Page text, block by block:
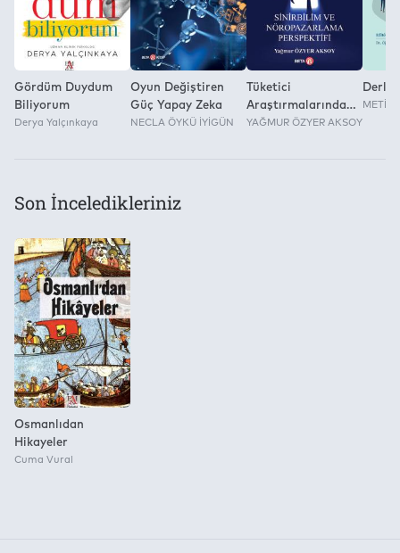
Gördüm Duydum
Biliyorum
Derya Yalçınkaya
Oyun Değiştiren
Güç Yapay Zeka
NECLA ÖYKÜ İYİGÜN
Tüketici
Araştırmalarında
Yeni Açılım:
YAĞMUR ÖZYER AKSOY
METİN
Son İnceledikleriniz
Osmanlıdan
Hikayeler
Cuma Vural